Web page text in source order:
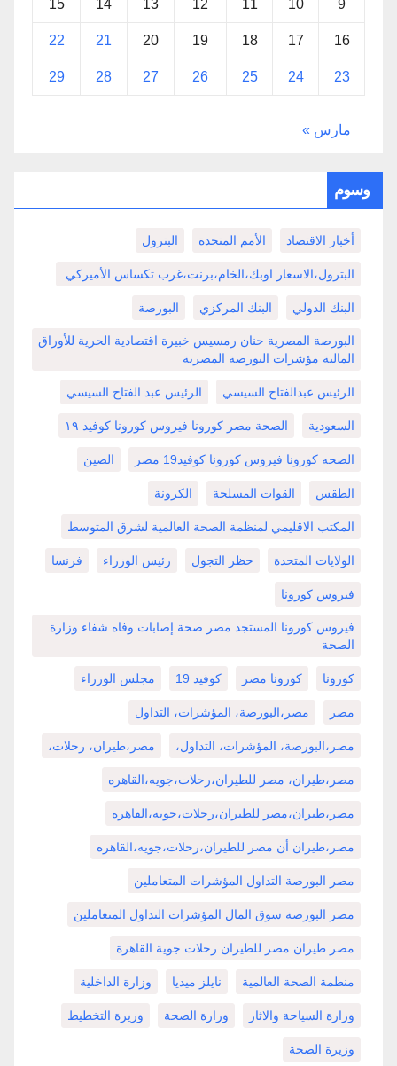
9
10
11
12
13
14
15
16
17
18
19
20
21
22
23
24
25
26
27
28
29
مارس »
وسوم
أخبار الاقتصاد الأمم المتحدة البترول
البترول،الاسعار اوبك،الخام،برنت،غرب تكساس الأميركي.
البنك الدولي البنك المركزي البورصة
البورصة المصرية حنان رمسيس خبيرة اقتصادية الحرية للأوراق
المالية مؤشرات البورصة المصرية
الرئيس عبدالفتاح السيسي الرئيس عبد الفتاح السيسي
السعودية الصحة مصر كورونا فيروس كورونا كوفيد ١٩
الصحه كورونا فيروس كورونا كوفيد19 مصر الصين
الطقس القوات المسلحة الكرونة
المكتب الاقليمي لمنظمة الصحة العالمية لشرق المتوسط
الولايات المتحدة حظر التجول رئيس الوزراء فرنسا
فيروس كورونا
فيروس كورونا المستجد مصر صحة إصابات وفاه شفاء وزارة
الصحة
كورونا كورونا مصر كوفيد 19 مجلس الوزراء
مصر مصر،البورصة، المؤشرات، التداول
مصر،البورصة، المؤشرات، التداول، مصر،طيران، رحلات،
مصر،طيران، مصر للطيران،رحلات،جويه،القاهره
مصر،طيران،مصر للطيران،رحلات،جويه،القاهره
مصر،طيران أن مصر للطيران،رحلات،جويه،القاهره
مصر البورصة التداول المؤشرات المتعاملين
مصر البورصة سوق المال المؤشرات التداول المتعاملين
مصر طيران مصر للطيران رحلات جوية القاهرة
منظمة الصحة العالمية نايلز ميديا وزارة الداخلية
وزارة السياحة والاثار وزارة الصحة وزيرة التخطيط
وزيرة الصحة